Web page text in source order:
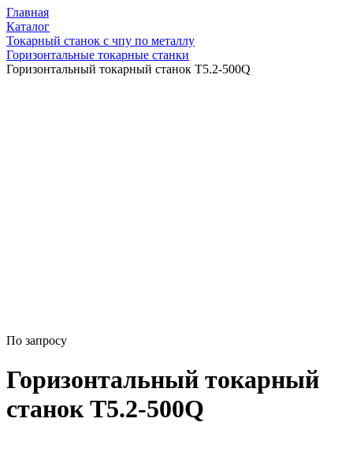
Главная
Каталог
Токарный станок с чпу по металлу
Горизонтальные токарные станки
Горизонтальный токарный станок Т5.2-500Q
По запросу
Горизонтальный токарный
станок Т5.2-500Q